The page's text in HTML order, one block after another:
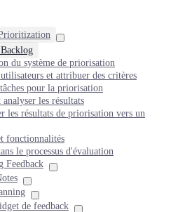
du système de priorisation
et attribuer des critères
pour la priorisation
les résultats
les résultats de priorisation vers un
fonctionnalités
le processus d'évaluation
Feedback
de feedback